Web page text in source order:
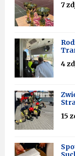
7
4
15